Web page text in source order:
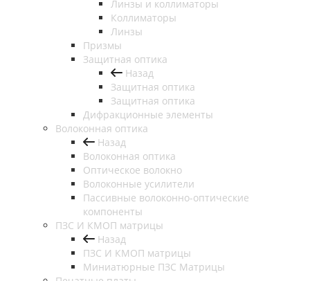
Линзы и коллиматоры
Коллиматоры
Линзы
Призмы
Защитная оптика
Назад
Защитная оптика
Защитная оптика
Дифракционные элементы
Волоконная оптика
Назад
Волоконная оптика
Оптическое волокно
Волоконные усилители
Пассивные волоконно-оптические
компоненты
ПЗС И КМОП матрицы
Назад
ПЗС И КМОП матрицы
Миниатюрные ПЗС Матрицы